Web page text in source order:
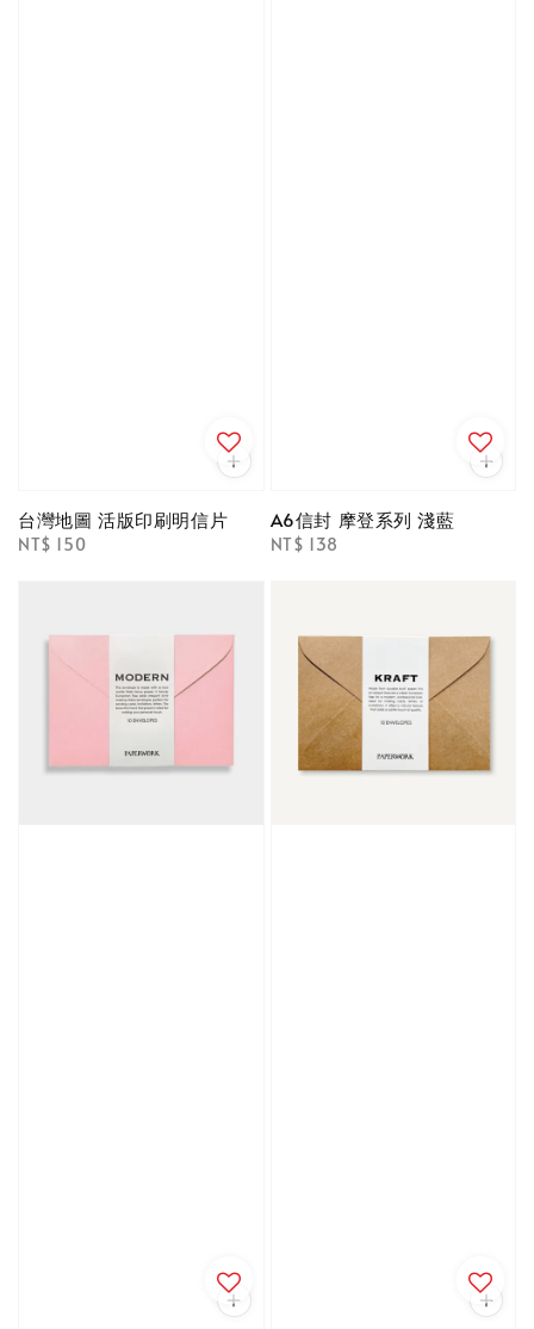
台灣地圖 活版印刷明信片
Regular
NT$ 150
A6信封 摩登系列 淺藍
Regular
NT$ 138